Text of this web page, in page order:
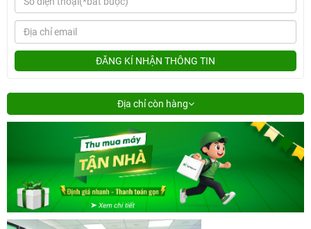
ĐĂNG KÍ NHẬN THÔNG TIN
Địa chỉ còn hàng